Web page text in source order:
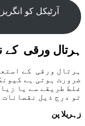
آرٹیکل کو
ہرتال ورقی کے
ہرتال ورقی کے
ضرورت ہوتی ہے
غلط طریقے سے یا
تو درج ذیل نقصانات
زہریلا پن